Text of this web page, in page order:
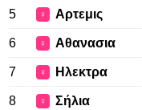
5 ♀ Αρτεμις
6 ♀ Αθανασια
7 ♀ Ηλεκτρα
8 ♀ Σήλια